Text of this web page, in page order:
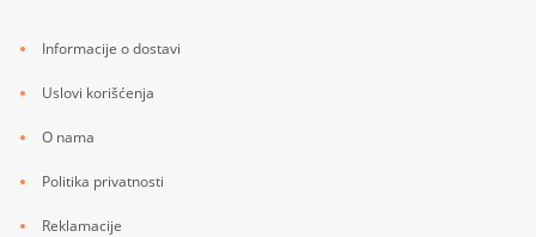
Informacije o dostavi
Uslovi korišćenja
O nama
Politika privatnosti
Reklamacije